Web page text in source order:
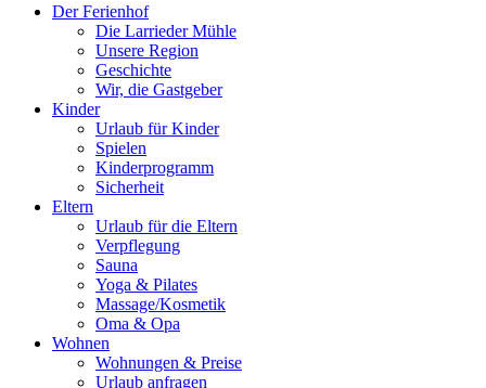
Der Ferienhof
Die Larrieder Mühle
Unsere Region
Geschichte
Wir, die Gastgeber
Kinder
Urlaub für Kinder
Spielen
Kinderprogramm
Sicherheit
Eltern
Urlaub für die Eltern
Verpflegung
Sauna
Yoga & Pilates
Massage/Kosmetik
Oma & Opa
Wohnen
Wohnungen & Preise
Urlaub anfragen